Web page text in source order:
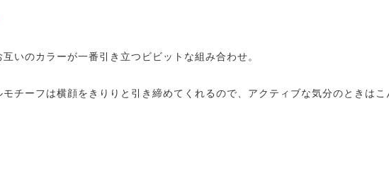
いのカラーが一番引き立つビビットな組み合わせ。
チーフは横顔をきりりと引き締めてくれるので、アクティブな気分のときは